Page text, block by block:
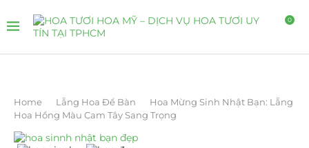
0
Home Lẵng Hoa Để Bàn
Hoa Mừng Sinh Nhật Bạn: Lẵng
Hoa Hồng Màu Cam Tây Sang Trọng